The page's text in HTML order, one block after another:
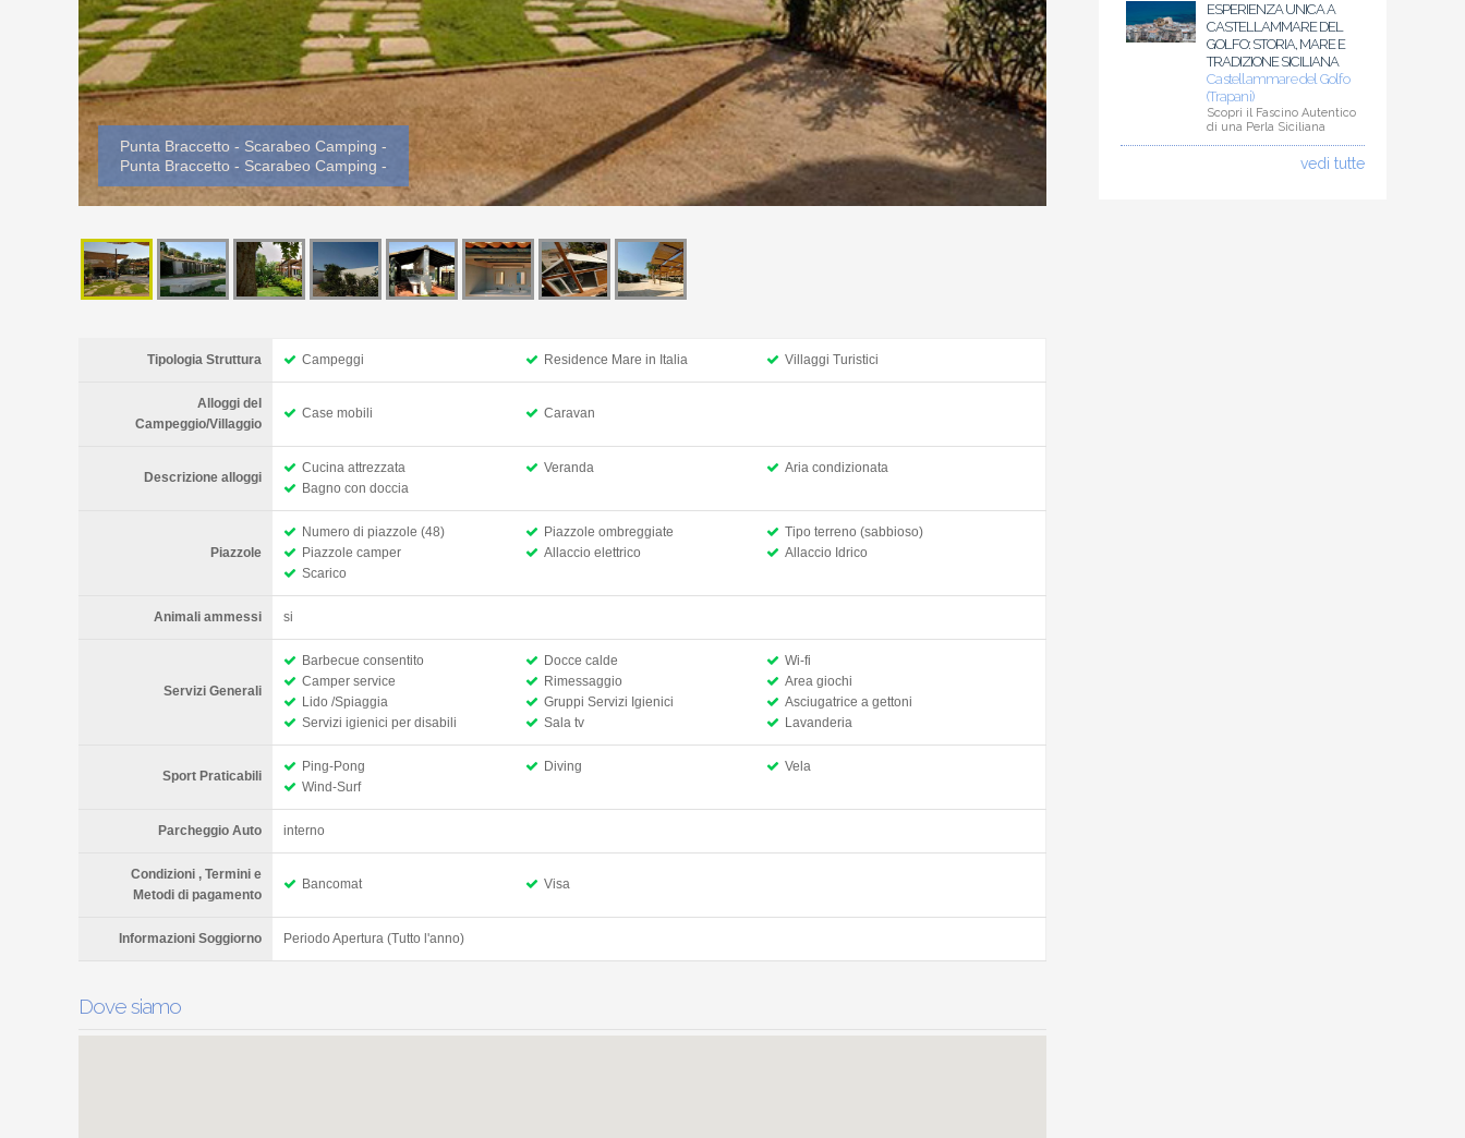
Punta Braccetto - Scarabeo Camping -
Punta Braccetto - Scarabeo Camping -
Tipologia Struttura Campeggi Residence Mare in Italia Villaggi Turistici
Alloggi del
Campeggio/Villaggio
Case mobili Caravan
Descrizione alloggi
Cucina attrezzata Veranda
Aria condizionata
Bagno con doccia
Piazzole
Numero di piazzole (48) Piazzole ombreggiate
Tipo terreno (sabbioso)
Piazzole camper
Allaccio elettrico
Allaccio Idrico
Scarico
Animali ammessi si
Servizi Generali
Barbecue consentito Docce calde
Wi-fi
Camper service
Rimessaggio
Area giochi
Lido /Spiaggia
Gruppi Servizi Igienici
Asciugatrice a gettoni
Servizi igienici per disabili
Sala tv Lavanderia
Sport Praticabili
Ping-Pong Diving
Vela
Wind-Surf
Parcheggio Auto interno
Condizioni , Termini e
Metodi di pagamento
Bancomat Visa
Informazioni Soggiorno Periodo Apertura (Tutto l'anno)
Dove siamo
ESPERIENZA UNICA A
CASTELLAMMARE DEL
GOLFO: STORIA, MARE E
TRADIZIONE SICILIANA
Castellammare del Golfo
(Trapani)
Scopri il Fascino Autentico
di una Perla Siciliana
vedi tutte